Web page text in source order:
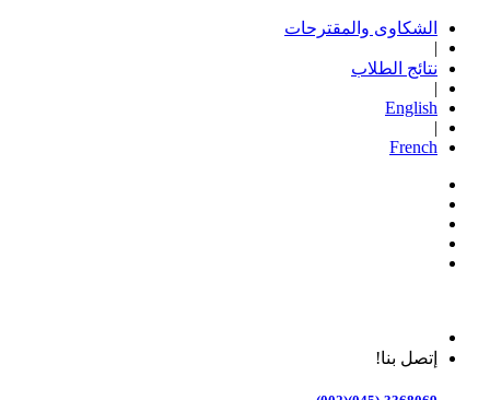
الشكاوى والمقترحات
|
نتائج الطلاب
|
English
|
French
إتصل بنا!